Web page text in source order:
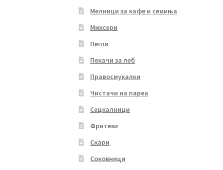
Мелници за кафе и семиња
Миксери
Пегли
Пекачи за леб
Правосмукалки
Чистачи на пареа
Сецкалници
Фритези
Скари
Соковници